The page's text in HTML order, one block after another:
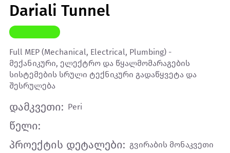
Dariali Tunnel
Full MEP (Mechanical, Electrical, Plumbing) -
მექანიკური, ელექტრო და წყალმომარაგების
სისტემების სრული ტექნიკური გადაწყვეტა და
შესრულება
დამკვეთი: Peri
წელი:
პროექტის დეტალები: გვირაბის მონაკვეთი